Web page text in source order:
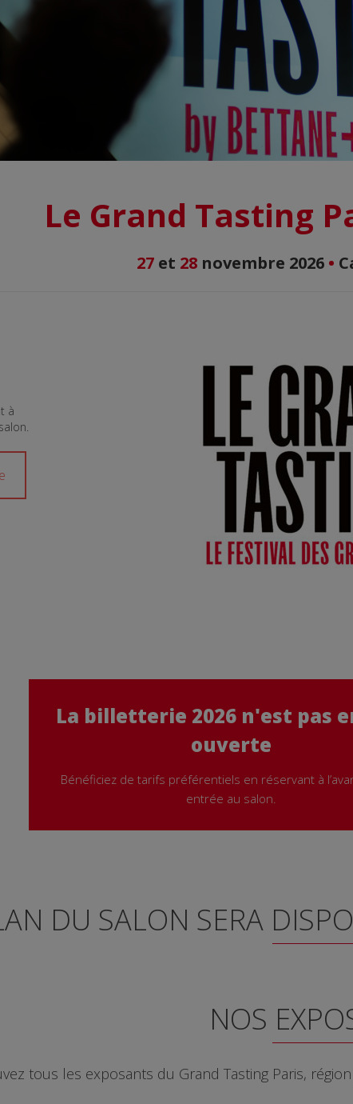
Le Grand Tasting
27 et 28 novembre 2026•
à
La billetterie 2026 n'est pas
ouverte
Bénéficiez de tarifs préférentiels en réservant à
entrée au salon.
DU SALON SERA
NOS
tous les exposants du Grand Tasting Paris,